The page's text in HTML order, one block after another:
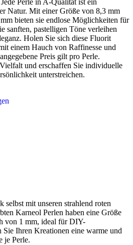
Perle in A-Qualität ist ein
Natur. Mit einer Größe von 8,3 mm
bieten sie endlose Möglichkeiten für
sanften, pastelligen Töne verleihen
Holen Sie sich diese Fluorit
einem Hauch von Raffinesse und
Preis gilt pro Perle.
und erschaffen Sie individuelle
unterstreichen.
selbst mit unseren strahlend roten
Karneol Perlen haben eine Größe
von 1 mm, ideal für DIY-
Sie Ihren Kreationen eine warme und
je Perle.